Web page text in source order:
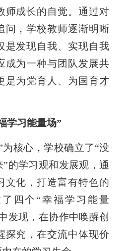
师成长的自觉。通过对
问，学校教师逐渐明晰
是发现自我、实现自我
成为一种与团队发展共
是为党育人、为国育才
学习能量场”
为核心，学校确立了“没
的学习观和发展观，通
文化，打造富有特色的
四个“幸福学习能量
发现，在协作中唤醒创
探究，在交流中体现价